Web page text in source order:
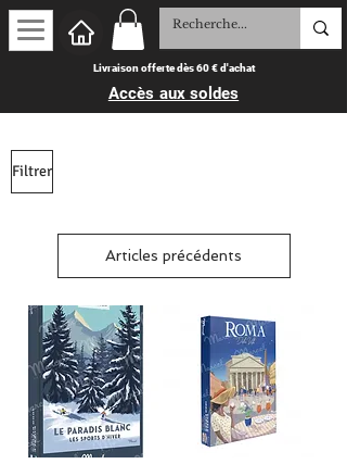
Livraison offerte dès 60 € d'achat
Accès aux soldes
Filtrer
Articles précédents